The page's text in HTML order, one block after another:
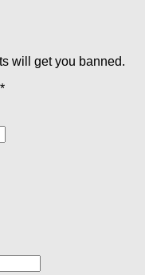
will get you banned.
*Erforderlich